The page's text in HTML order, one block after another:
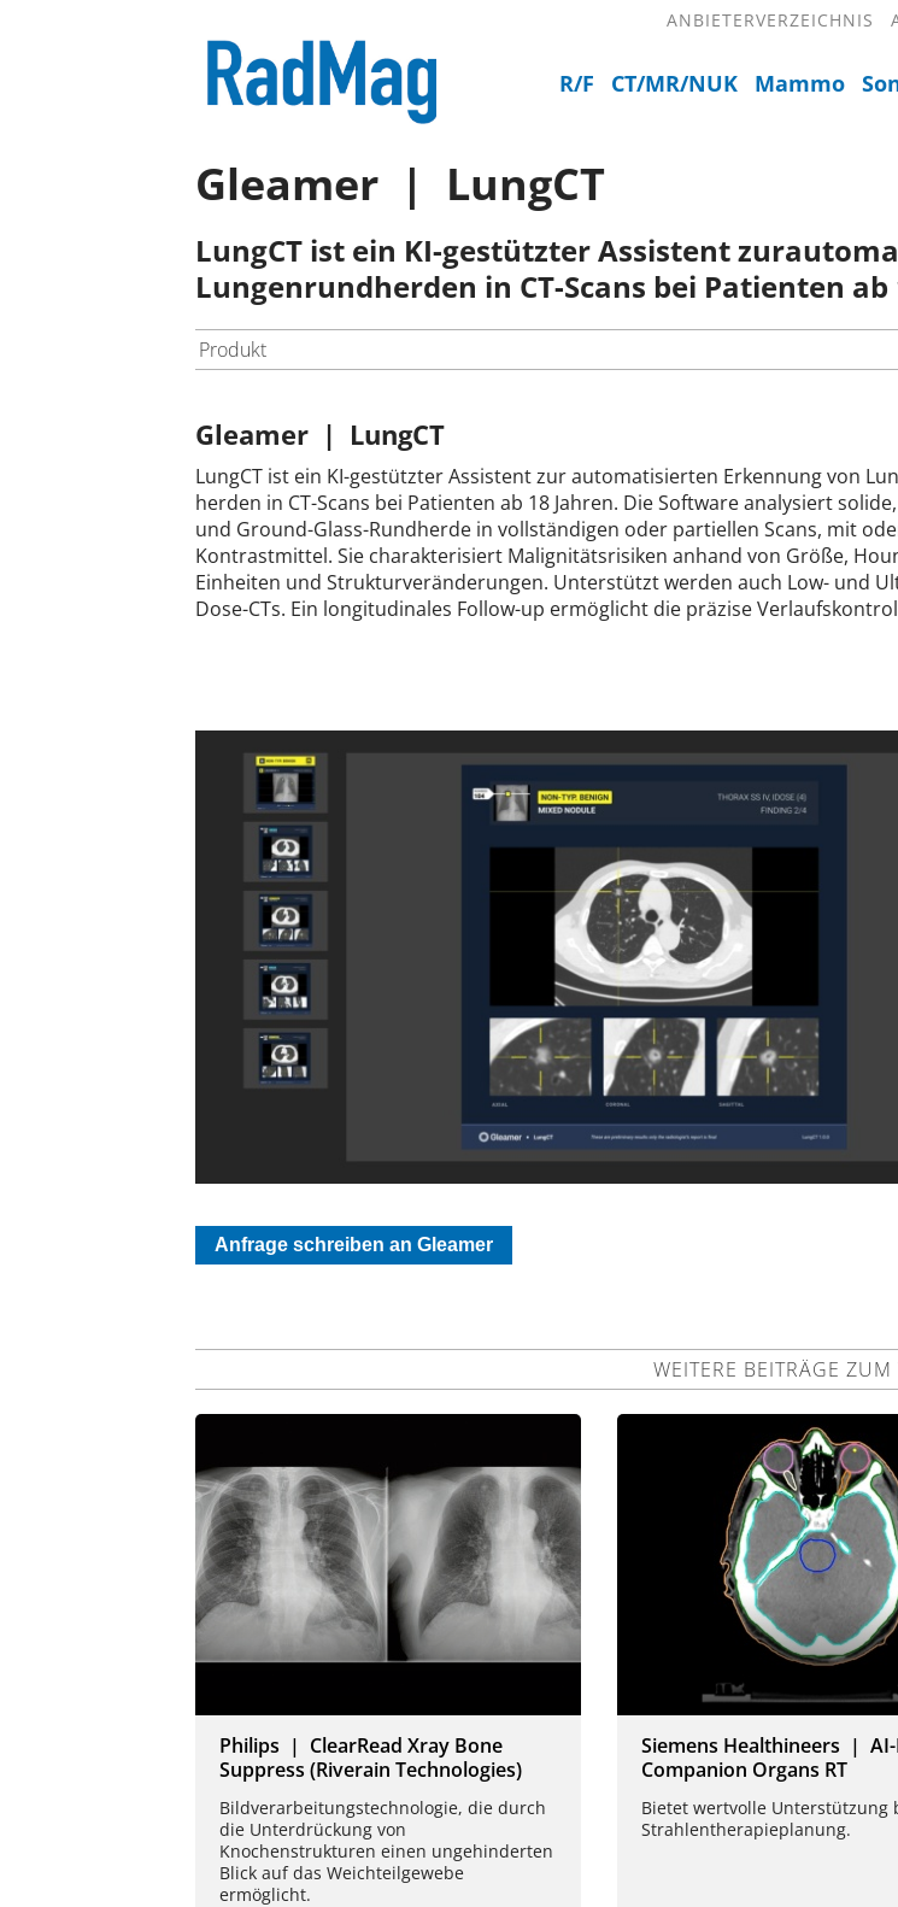
ANBIETERVERZEICHNIS
R/F CT/MR/NUK Mammo
Gleamer | LungCT
LungCT ist ein KI-gestützter Assistent
Lungenrundherden in CT-Scans bei Patienten ab
Produkt
Gleamer | LungCT
LungCT ist ein KI-gestützter Assistent zur automatisierten Erkennung von
herden in CT-Scans bei Patienten ab 18 Jahren. Die Software analysiert
und Ground-Glass-Rundherde in vollständigen oder partiellen Scans, mit
Kontrastmittel. Sie charakterisiert Malignitätsrisiken anhand von Größe,
Einheiten und Strukturveränderungen. Unterstützt werden auch Low- und
Dose-CTs. Ein longitudinales Follow-up ermöglicht die präzise
Anfrage schreiben an Gleamer
WEITERE BEITRÄGE
Philips | ClearRead Xray Bone
Suppress (Riverain Technologies)
Bildverarbeitungstechnologie, die durch
die Unterdrückung von
Knochenstrukturen einen ungehinderten
Blick auf das Weichteilgewebe
ermöglicht.
Siemens Healthineers | AI-
Companion Organs RT
Bietet wertvolle Unterstützung
Strahlentherapieplanung.